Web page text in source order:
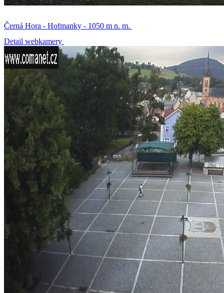
Černá Hora - Hofmanky - 1050 m n. m.
Detail webkamery